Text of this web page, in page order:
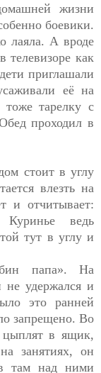
жизни
боевики.
лаяла. А вроде
как
приглашали
её на
тарелку с
проходил в
стоит в углу
влезть на
и отчитывает:
ведь
тут в углу и
папа». На
удержался и
это ранней
запрещено. Во
в ящик,
занятиях, он
там над ними